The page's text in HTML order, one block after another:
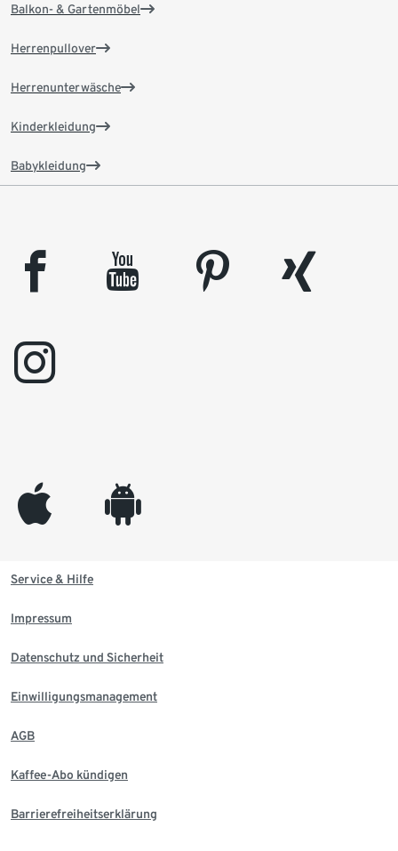
Balkon- & Gartenmöbel
Herrenpullover
Herrenunterwäsche
Kinderkleidung
Babykleidung
facebook youtube pinterest
xing
instagram
appleinc android
Service & Hilfe
Impressum
Datenschutz und Sicherheit
Einwilligungsmanagement
AGB
Kaffee-Abo kündigen
Barrierefreiheitserklärung